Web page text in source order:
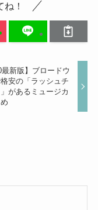
！
最新版】ブロードウ
格安の「ラッシュチ
があるミュージカ